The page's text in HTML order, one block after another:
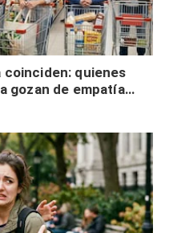
quienes
gozan de empatía
tienen autocontrol